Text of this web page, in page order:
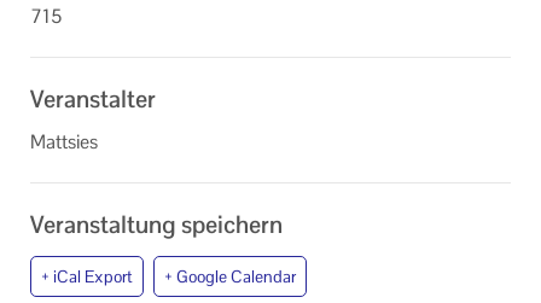
715
Veranstalter
Mattsies
Veranstaltung speichern
+ iCal Export + Google Calendar